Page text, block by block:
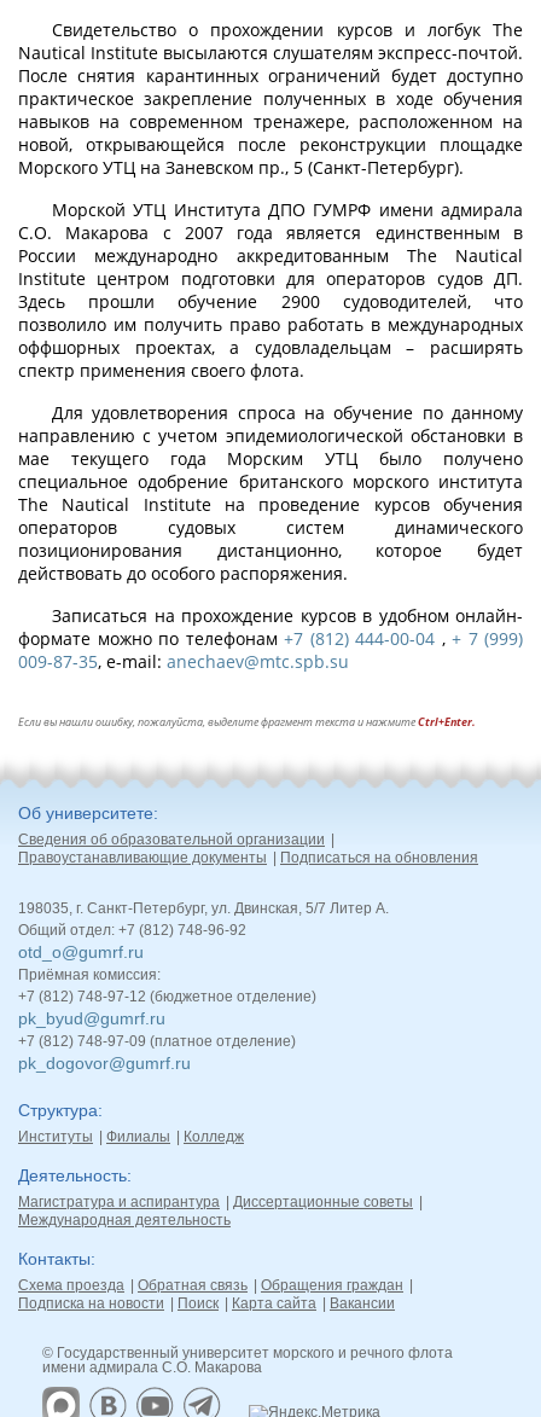
Свидетельство о прохождении курсов и логбук The
Nautical Institute высылаются слушателям экспресс-почтой.
После снятия карантинных ограничений будет доступно
практическое закрепление полученных в ходе обучения
навыков на современном тренажере, расположенном на
новой, открывающейся после реконструкции площадке
Морского УТЦ на Заневском пр., 5 (Санкт-Петербург).
Морской УТЦ Института ДПО ГУМРФ имени адмирала
С.О. Макарова с 2007 года является единственным в
России международно аккредитованным The Nautical
Institute центром подготовки для операторов судов ДП.
Здесь прошли обучение 2900 судоводителей, что
позволило им получить право работать в международных
оффшорных проектах, а судовладельцам – расширять
спектр применения своего флота.
Для удовлетворения спроса на обучение по данному
направлению с учетом эпидемиологической обстановки в
мае текущего года Морским УТЦ было получено
специальное одобрение британского морского института
The Nautical Institute на проведение курсов обучения
операторов судовых систем динамического
позиционирования дистанционно, которое будет
действовать до особого распоряжения.
Записаться на прохождение курсов в удобном онлайн-
формате можно по телефонам +7 (812) 444-00-04 ,+ 7 (999)
009-87-35, е-mail: anechaev@mtc.spb.su
Если вы нашли ошибку, пожалуйста, выделите фрагмент текста и нажмитеCtrl+Enter.
Об университете
Сведения об образовательной организации
Правоустанавливающие документы
Подписаться на обновления
198035, г. Санкт-Петербург, ул. Двинская, 5/7 Литер А.
Общий отдел: +7 (812) 748-96-92
otd_o@gumrf.ru
Приёмная комиссия:
+7 (812) 748-97-12 (бюджетное отделение)
pk_byud@gumrf.ru
+7 (812) 748-97-09 (платное отделение)
pk_dogovor@gumrf.ru
Структура
Институты Филиалы Колледж
Деятельность
Магистратура и аспирантура
Диссертационные советы
Международная деятельность
Контакты
Схема проезда Обратная связь
Обращения граждан
Подписка на новости
Поиск Карта сайта Вакансии
© Государственный университет морского и речного флота
имени адмирала С.О. Макарова